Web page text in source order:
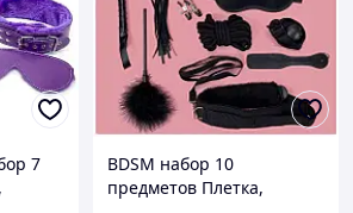
7
BDSM набор 10
предметов Плетка,